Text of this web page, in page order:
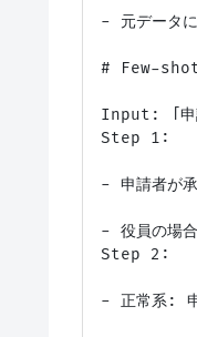
- 元データに
# Few-
Input: 「申
Step 1:
- 申請者が
- 役員の場
Step 2:
- 正常系: 申